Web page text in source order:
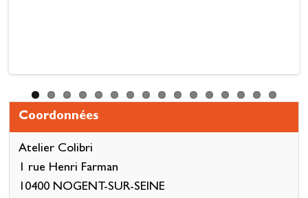
Coordonnées
Atelier Colibri
1 rue Henri Farman
10400 NOGENT-SUR-SEINE